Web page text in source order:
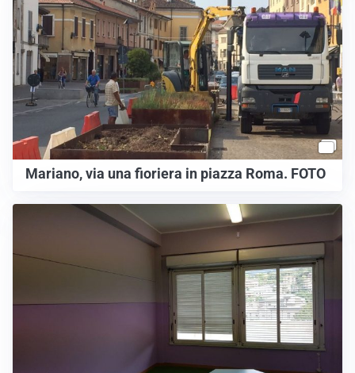
Mariano, via una fioriera in piazza Roma. FOTO